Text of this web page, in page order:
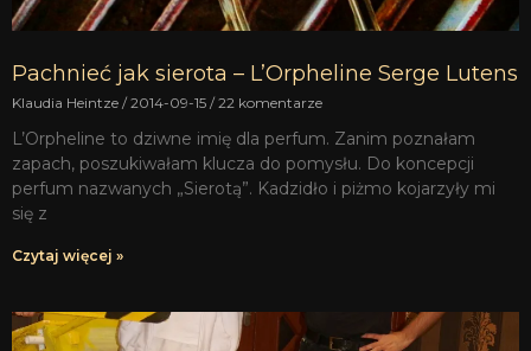
Pachnieć jak sierota – L’Orpheline Serge Lutens
Klaudia Heintze 2014-09-15 22 komentarze
L’Orpheline to dziwne imię dla perfum. Zanim poznałam
zapach, poszukiwałam klucza do pomysłu. Do koncepcji
perfum nazwanych „Sierotą”. Kadzidło i piżmo kojarzyły mi
się z
Czytaj więcej »